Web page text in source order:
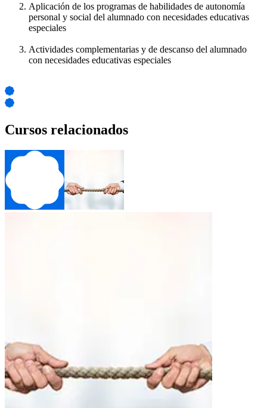
Aplicación de los programas de habilidades de autonomía
personal y social del alumnado con necesidades educativas
especiales
Actividades complementarias y de descanso del alumnado
con necesidades educativas especiales
Cursos relacionados